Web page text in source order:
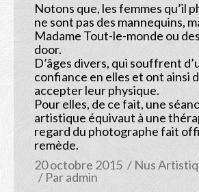
Notons que, les femmes qu’il
ne sont pas des mannequins,
Madame Tout-le-monde ou
door.
D’âges divers, qui souffrent
confiance en elles et ont ainsi
accepter leur physique.
Pour elles, de ce fait, une
artistique équivaut à une
regard du photographe fait
remède.
20 octobre 2015
Nus
Paradmin